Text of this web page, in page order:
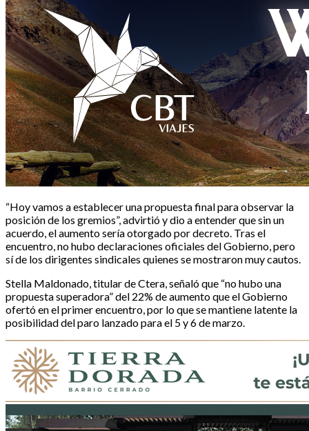
“Hoy vamos a establecer una propuesta final para observar la
posición de los gremios”, advirtió y dio a entender que sin un
acuerdo, el aumento sería otorgado por decreto. Tras el
encuentro, no hubo declaraciones oficiales del Gobierno, pero
sí de los dirigentes sindicales quienes se mostraron muy cautos.
Stella Maldonado, titular de Ctera, señaló que “no hubo una
propuesta superadora” del 22% de aumento que el Gobierno
ofertó en el primer encuentro, por lo que se mantiene latente la
posibilidad del paro lanzado para el 5 y 6 de marzo.